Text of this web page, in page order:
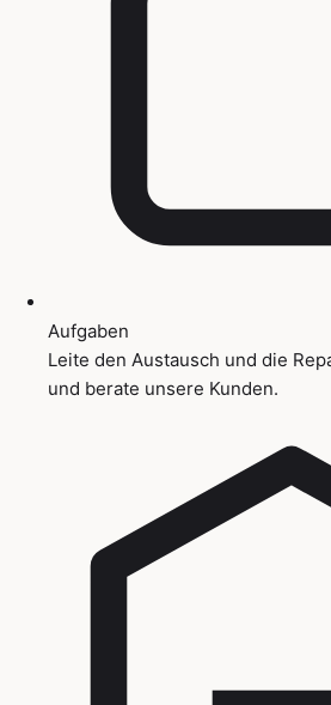
Aufgaben
Leite den Austausch und die
und berate unsere Kunden.